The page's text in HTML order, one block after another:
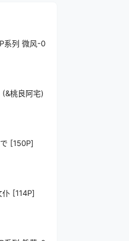
系列 微风-0
桃良阿宅)
[150P]
仆 [114P]